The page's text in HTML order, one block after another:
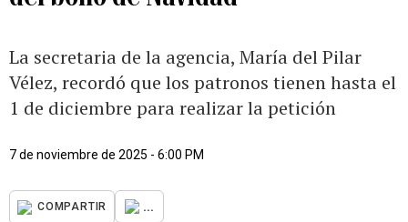
La secretaria de la agencia, María del Pilar
Vélez, recordó que los patronos tienen hasta el
1 de diciembre para realizar la petición
7 de noviembre de 2025 - 6:00 PM
COMPARTIR ...